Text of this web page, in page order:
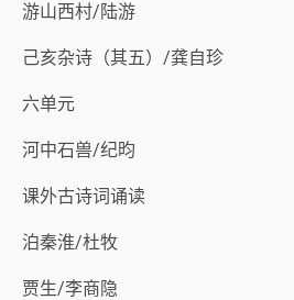
游山西村/陆游
己亥杂诗（其五）/龚自珍
六单元
河中石兽/纪昀
课外古诗词诵读
泊秦淮/杜牧
贾生/李商隐